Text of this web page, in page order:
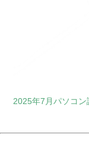
2025年7月パソコ